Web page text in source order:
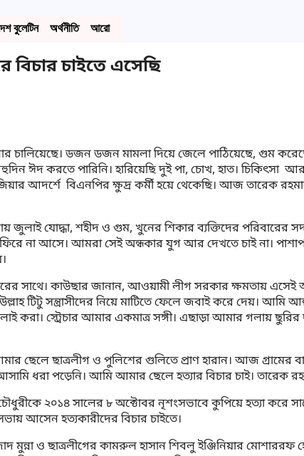
বুলেটিন অর্থনীতি আরো
চাইতে এসেছি
চালিয়েছে। ডজন ডজন মামলা দিয়ে জেলে পাঠিয়েছে, গুম
ঈদ করতে পারিনি। হারিয়েছি দুই পা, চোখ, হাত।
আদর্শে বিএনপির ক্ষুদ্র কর্মী হয়ে থেকেছি। আজ তারেক
জুলাই যোদ্ধা, শহীদ ও গুম, খুনের শিকার ব্যক্তিদের পরিবারের
না আসে। আমরা সেই অন্ধকার যুগ আর দেখতে চাই না।
সাথে। কাউছার জানান, আওয়ামী লীগ সরকার ক্ষমতায়
টিটু সন্ত্রাসীদের নিয়ে মাটিতে ফেলে জবাই করে দেয়।
করা। স্ট্রেচার আমার একমাত্র সঙ্গী। এছাড়া আমার গলায়
ছেলে ছাত্রলীগ ও পুলিশের গুলিতে প্রাণ হারান। আজ গ্রামের
পড়েনি। আমি আমার ছেলে হত্যার বিচার চাই। তারেক
২০১৪ সালের ৮ অক্টোবর নৃশংসভাবে কুপিয়ে হত্যা করে
আসেন হত্যকারীদের বিচার চাইতে।
ও ছাত্রলীগের কামরুল হাসান শিবলু ইঞ্জিনিয়ার